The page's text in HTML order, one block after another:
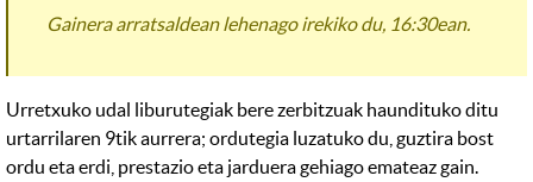
Gainera arratsaldean lehenago irekiko du, 16:30ean.
Urretxuko udal liburutegiak bere zerbitzuak haundituko ditu
urtarrilaren 9tik aurrera; ordutegia luzatuko du, guztira bost
ordu eta erdi, prestazio eta jarduera gehiago emateaz gain.